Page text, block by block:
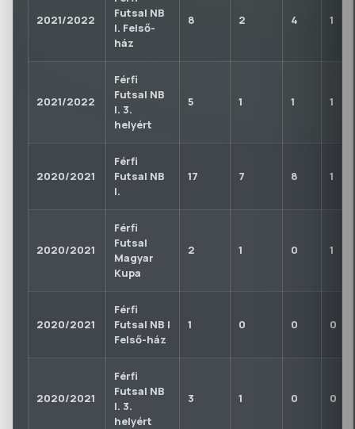
2021/2022
Futsal NB
I. Felső-
ház
8 2 4 1
2021/2022
Férfi
Futsal NB
I. 3.
helyért
5 1 1 1
2020/2021
Férfi
Futsal NB
I.
17 7 8 1
2020/2021
Férfi
Futsal
Magyar
Kupa
2 1 0 1
2020/2021
Férfi
Futsal NB I
Felső-ház
1 0 0 0
2020/2021
Férfi
Futsal NB
I. 3.
helyért
3 1 0 0